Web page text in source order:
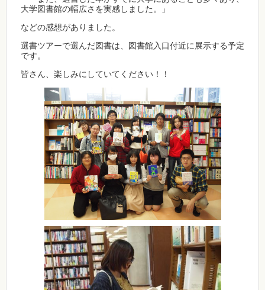
大学図書館の幅広さを実感しました。」
などの感想がありました。
選書ツアーで選んだ図書は、図書館入口付近に展示する予定
です。
皆さん、楽しみにしていてください！！